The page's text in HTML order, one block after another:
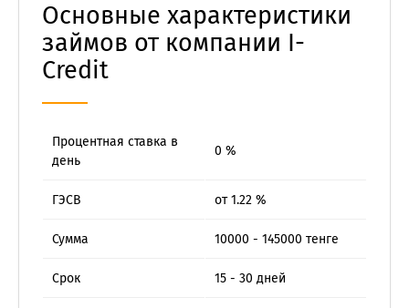
Основные характеристики
займов от компании I-
Credit
Процентная ставка в
день
0 %
ГЭСВ от 1.22 %
Сумма 10000 - 145000 тенге
Срок 15 - 30 дней